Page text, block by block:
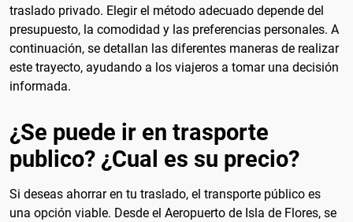
traslado privado. Elegir el método adecuado depende del
presupuesto, la comodidad y las preferencias personales. A
continuación, se detallan las diferentes maneras de realizar
este trayecto, ayudando a los viajeros a tomar una decisión
informada.
¿Se puede ir en trasporte
publico? ¿Cual es su precio?
Si deseas ahorrar en tu traslado, el transporte público es
una opción viable. Desde el Aeropuerto de Isla de Flores, se